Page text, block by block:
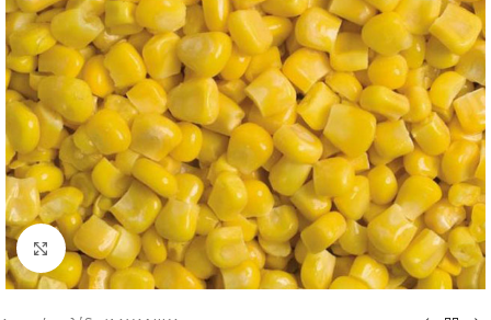
Κλικ για μεγέθυνση